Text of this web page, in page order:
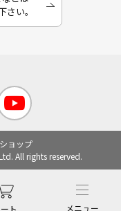
い。
ョップ
All rights reserved.
ト メニュー